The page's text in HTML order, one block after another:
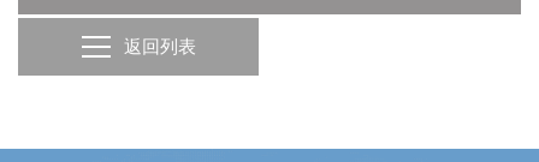
返回列表